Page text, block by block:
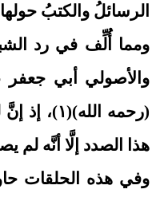
الرسائلُ والكتبُ
ومما أُلِّف في رد
والأصولي أبي جعفر
(رحمه
هذا الصدد إلَّا أنَّه لم
وفي هذه الحلقات